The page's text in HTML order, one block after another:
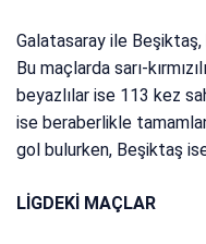
Galatasaray ile
Bu maçlarda sarı-
beyazlılar ise 113 kez
ise beraberlikle
gol bulurken, Beşiktaş
LİGDEKİ MAÇLAR